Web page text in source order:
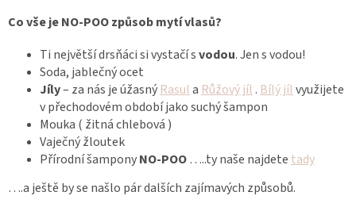
Co vše je NO-POO způsob mytí vlasů?
Ti největší drsňáci si vystačí svodou. Jen s vodou!
Soda, jablečný ocet
Jíly– za nás je úžasný Rasula Růžový jíl . Bílý jílvyužijete
v přechodovém období jako suchý šampon
Mouka ( žitná chlebová )
Vaječný žloutek
Přírodní šamponyNO-POO …..ty naše najdete tady
….a ještě by se našlo pár dalších zajímavých způsobů.